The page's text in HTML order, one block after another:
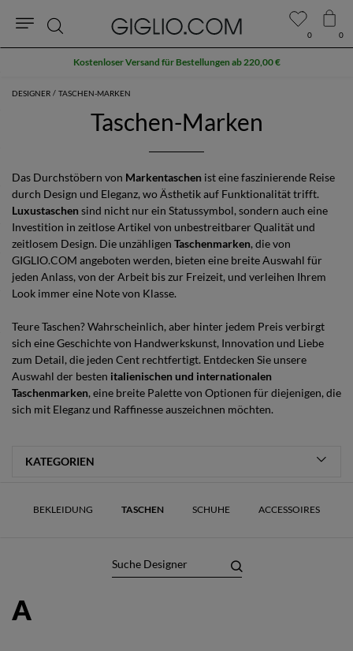
DESIGNER TASCHEN-MARKEN
Taschen-Marken
Das Durchstöbern von Markentaschen ist eine faszinierende Reise
durch Design und Eleganz, wo Ästhetik auf Funktionalität trifft.
Luxustaschensind nicht nur ein Statussymbol, sondern auch eine
Investition in zeitlose Artikel von unbestreitbarer Qualität und
zeitlosem Design. Die unzähligen Taschenmarken, die von
GIGLIO.COM angeboten werden, bieten eine breite Auswahl für
jeden Anlass, von der Arbeit bis zur Freizeit, und verleihen Ihrem
Look immer eine Note von Klasse.
Teure Taschen? Wahrscheinlich, aber hinter jedem Preis verbirgt
sich eine Geschichte von Handwerkskunst, Innovation und Liebe
zum Detail, die jeden Cent rechtfertigt. Entdecken Sie unsere
Auswahl der besten italienischen und internationalen
Taschenmarken, eine breite Palette von Optionen für diejenigen, die
sich mit Eleganz und Raffinesse auszeichnen möchten.
BEKLEIDUNG TASCHEN SCHUHE ACCESSOIRES
A
0 0
Suche
Kostenloser Versand für Bestellungen ab 220,00 €